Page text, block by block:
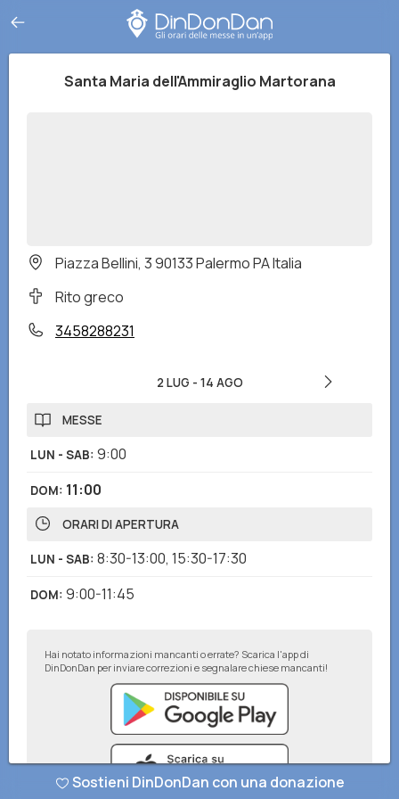
Santa Maria dell'Ammiraglio Martorana
Piazza Bellini, 3 90133 Palermo PA Italia
Rito greco
3458288231
2 LUG - 14 AGO
MESSE
LUN - SAB: 9:00
DOM: 11:00
ORARI DI APERTURA
LUN - SAB: 8:30-13:00, 15:30-17:30
DOM: 9:00-11:45
Hai notato informazioni mancanti o errate? Scarica l'app di
DinDonDan per inviare correzioni e segnalare chiese mancanti!
Sostieni DinDonDan con una donazione